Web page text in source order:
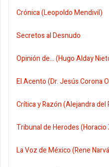
Crónica (Leopoldo Mendivil)
Secretos al Desnudo
Opinión de... (Hugo Alday
El Acento (Dr. Jesús Corona
Crítica y Razón (Alejandra del
Tribunal de Herodes (Horacio
La Voz de México (Rene